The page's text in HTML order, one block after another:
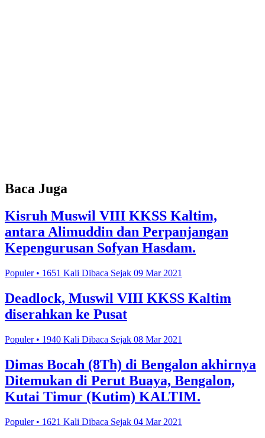
Baca Juga
Kisruh Muswil VIII KKSS Kaltim,
antara Alimuddin dan Perpanjangan
Kepengurusan Sofyan Hasdam.
Populer • 1651 Kali Dibaca Sejak 09 Mar 2021
Deadlock, Muswil VIII KKSS Kaltim
diserahkan ke Pusat
Populer • 1940 Kali Dibaca Sejak 08 Mar 2021
Dimas Bocah (8Th) di Bengalon akhirnya
Ditemukan di Perut Buaya, Bengalon,
Kutai Timur (Kutim) KALTIM.
Populer • 1621 Kali Dibaca Sejak 04 Mar 2021